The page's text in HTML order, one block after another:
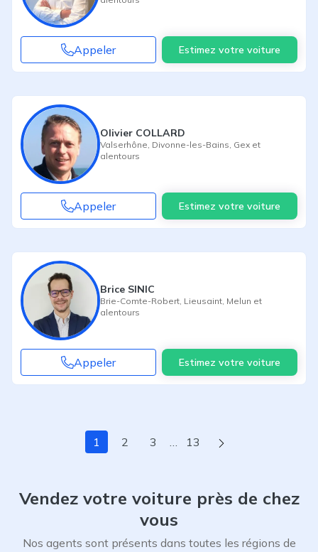
Appeler Estimez votre voiture
Olivier COLLARD
Valserhône Divonne-les-Bains Gex et
alentours
Appeler Estimez votre voiture
Brice SINIC
Brie-Comte-Robert Lieusaint Melun et
alentours
Appeler Estimez votre voiture
1 2 3 … 13
Vendez votre voiture près de chez
vous
Nos agents sont présents dans toutes les régions de